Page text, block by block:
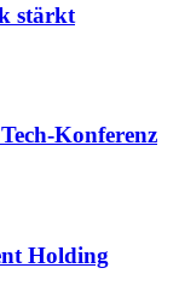
stärkt
Konferenz
Holding